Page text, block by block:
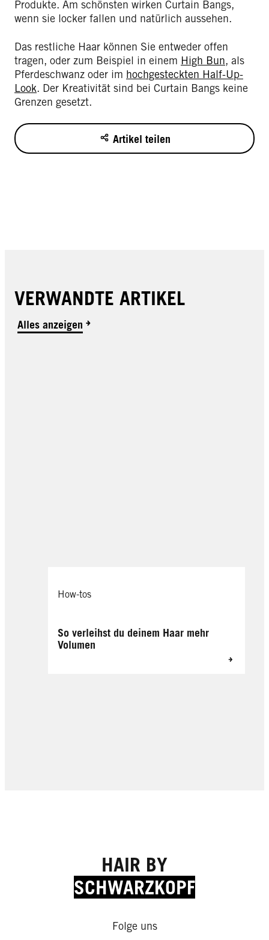
Produkte. Am schönsten wirken Curtain Bangs,
wenn sie locker fallen und natürlich aussehen.
Das restliche Haar können Sie entweder offen
tragen, oder zum Beispiel in einem High Bun, als
Pferdeschwanz oder im hochgesteckten Half-Up-
Look. Der Kreativität sind bei Curtain Bangs keine
Grenzen gesetzt.
Artikel teilen
VERWANDTE ARTIKEL
Alles anzeigen
How-tos
So verleihst du deinem Haar mehr
Volumen
HAIR BY
SCHWARZKOPF
Folge uns